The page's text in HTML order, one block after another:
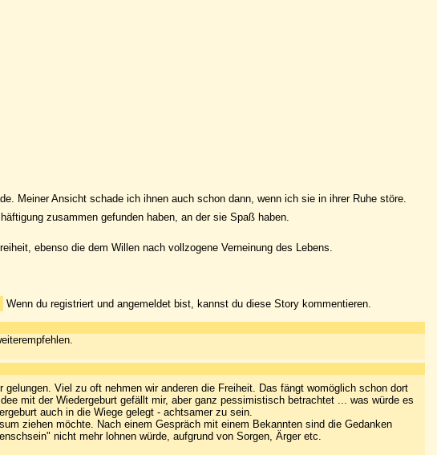
Meiner Ansicht schade ich ihnen auch schon dann, wenn ich sie in ihrer Ruhe störe.
zusammen gefunden haben, an der sie Spaß haben.
ebenso die dem Willen nach vollzogene Verneinung des Lebens.
Wenn du registriert und angemeldet bist, kannst du diese Story kommentieren.
Viel zu oft nehmen wir anderen die Freiheit. Das fängt womöglich schon dort
mit der Wiedergeburt gefällt mir, aber ganz pessimistisch betrachtet ... was würde es
auch in die Wiege gelegt - achtsamer zu sein.
ziehen möchte. Nach einem Gespräch mit einem Bekannten sind die Gedanken
nicht mehr lohnen würde, aufgrund von Sorgen, Ärger etc.